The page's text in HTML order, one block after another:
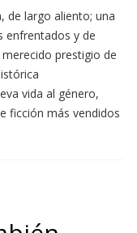
de largo aliento; una
enfrentados y de
prestigio de
vida al género,
ficción más vendidos